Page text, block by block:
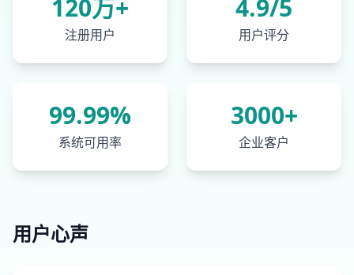
120万+
注册用户
4.9/5
用户评分
99.99%
系统可用率
3000+
企业客户
用户心声